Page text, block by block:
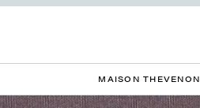
MAISON THEVENON